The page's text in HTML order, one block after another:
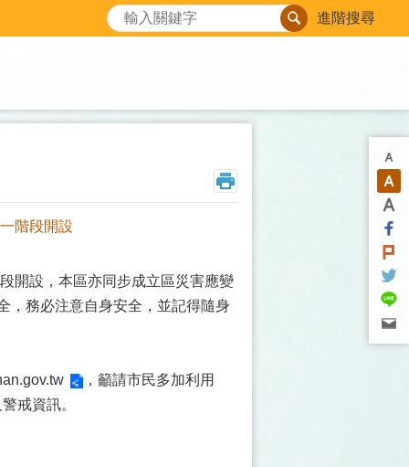
搜尋 進階搜尋
階段開設
開設，本區亦同步成立區災害應變
，務必注意自身安全，並記得隨身
， 籲請市民多加利用
戒資訊。